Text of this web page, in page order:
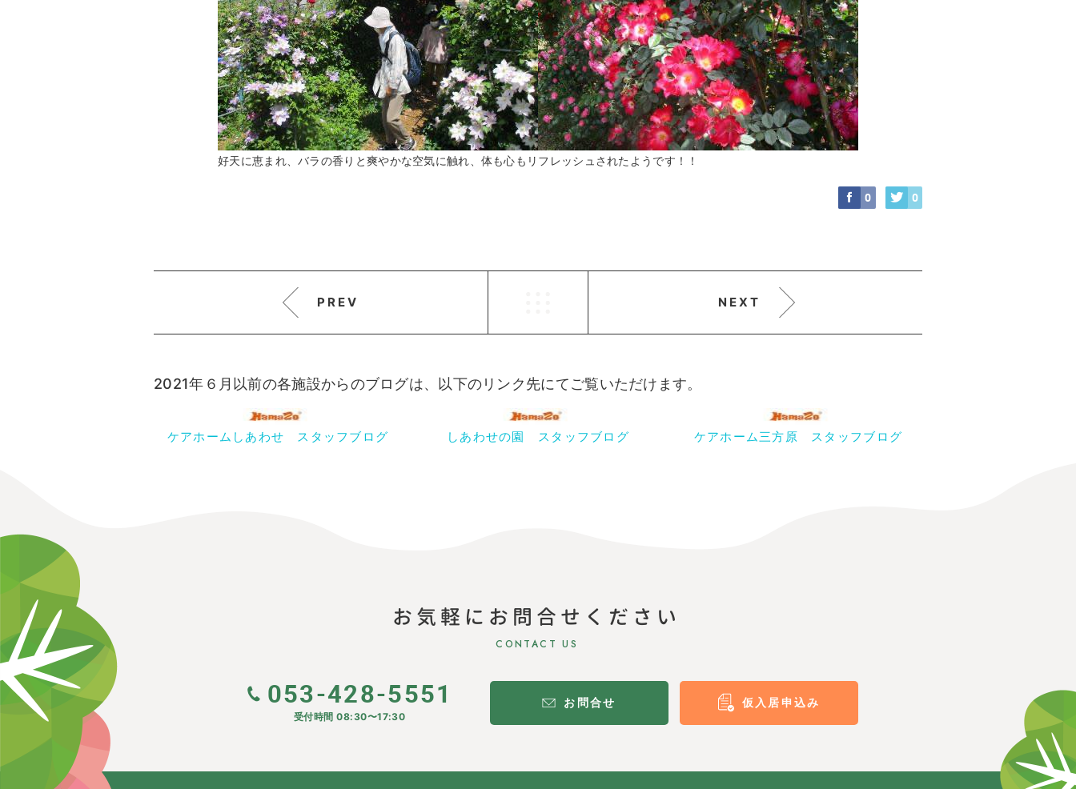
好天に恵まれ、バラの香りと爽やかな空気に触れ、体も心もリフレッシュされたようです！！
0 0
PREV NEXT
2021年６月以前の各施設からのブログは、以下のリンク先にてご覧いただけます。
ケアホームしあわせ スタッフブログ しあわせの園 スタッフブログ ケアホーム三方原 スタッフブログ
お気軽にお問合せください
CONTACT US
053-428-5551
受付時間 08:30〜17:30
お問合せ 仮入居申込み